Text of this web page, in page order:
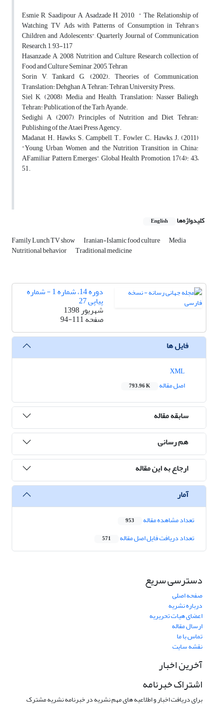
Esmie R, Saadipour A, Asadzade H, 2010, " The Relationship of
Watching TV Ads with Patterns of Consumption in Tehran's
Children and Adolescents", Quarterly Journal of Communication
Research, 1, 93-117
Hasanzade A, 2008, Nutrition and Culture, Research collection of
Food and Culture Seminar, 2005, Tehran
Sorin V, Tankard G, (2002). Theories of Communication,
Translation: Dehghan A, Tehran: Tehran University Press.
Siel K, (2008), Media and Health, Translation: Nasser Baliegh,
Tehran: Publication of the Tarh Ayande.
Sedighi A, (2007), Principles of Nutrition and Diet, Tehran:
Publishing of the Ataei Press Agency.
Madanat, H., Hawks, S. Campbell, T., Fowler, C., Hawks, J. (2011)
"Young Urban Women and the Nutrition Transition in China:
AFamiliar Pattern Emerges”, Global Health Promotion, 17(4): 43–
51.
کلیدواژه‌ها English
Family Lunch TV show Iranian-Islamic food culture Media
Nutritional behavior Traditional medicine
دوره 14، شماره 1 - شماره
پیاپی 27
شهریور 1398
صفحه94-111
فایل ها
اصل مقاله
793.96 K
سابقه مقاله
هم رسانی
ارجاع به این مقاله
آمار
تعداد مشاهده مقاله 953
تعداد دریافت فایل اصل مقاله 571
دسترسی سریع
صفحه اصلی
درباره نشریه
اعضای هیات تحریریه
ارسال مقاله
تماس با ما
نقشه سایت
آخرین اخبار
اشتراک خبرنامه
برای دریافت اخبار و اطلاعیه های مهم نشریه در خبرنامه نشریه مشترک